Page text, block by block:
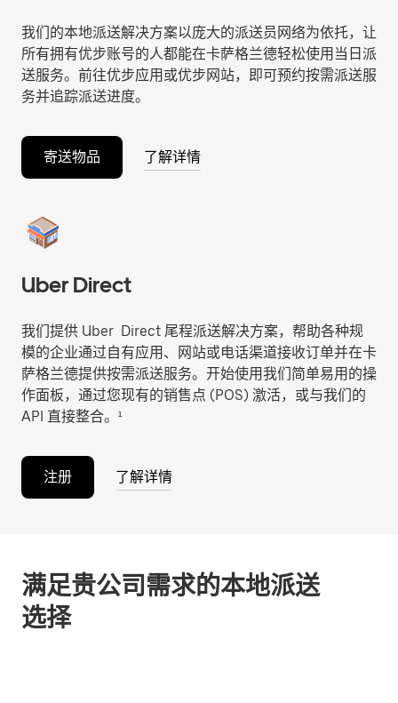
我们的本地派送解决方案以庞大的派送员网络为依托，让
所有拥有优步账号的人都能在卡萨格兰德轻松使用当日派
送服务。前往优步应用或优步网站，即可预约按需派送服
务并追踪派送进度。
寄送物品 了解详情
Uber Direct
我们提供 Uber Direct 尾程派送解决方案，帮助各种规
模的企业通过自有应用、网站或电话渠道接收订单并在卡
萨格兰德提供按需派送服务。开始使用我们简单易用的操
作面板，通过您现有的销售点 (POS) 激活，或与我们的
API 直接整合。¹
注册 了解详情
满足贵公司需求的本地派送
选择